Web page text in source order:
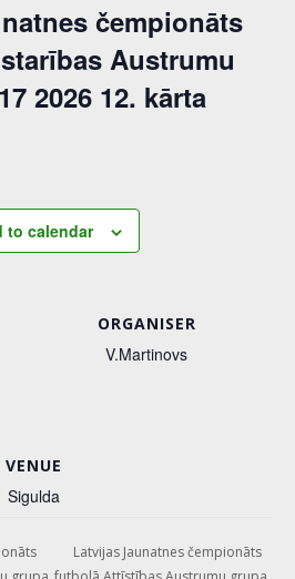
čempionāts
Austrumu
2026 12. kārta
to calendar
VENUE
Sigulda
ORGANISER
V.Martinovs
Latvijas Jaunatnes čempionāts